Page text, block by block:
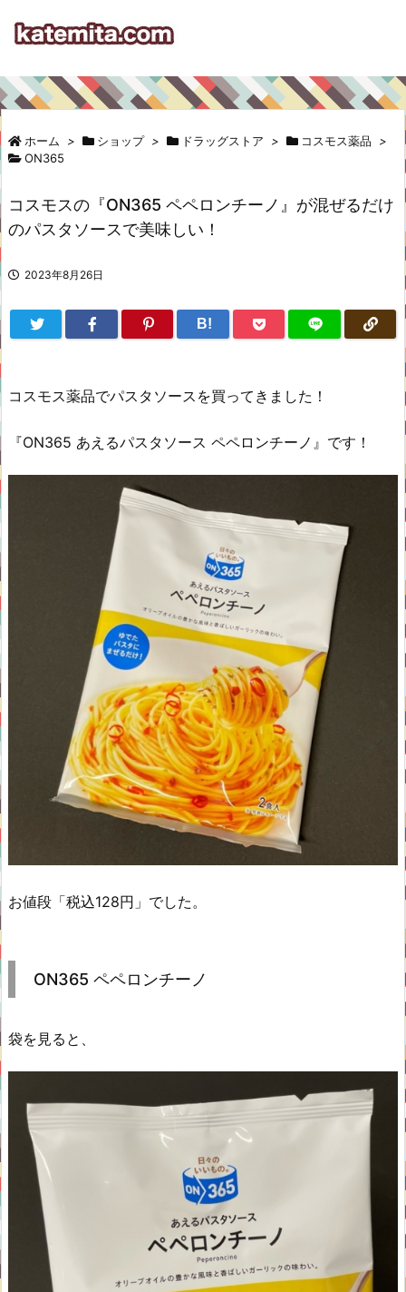
ホーム > ショップ > ドラッグストア > コスモス薬品
>
ON365
コスモスの『ON365 ペペロンチーノ』が混ぜるだけ
のパスタソースで美味しい！
2023年8月26日
B!
コスモス薬品でパスタソースを買ってきました！
『ON365 あえるパスタソース ペペロンチーノ』です！
お値段「税込128円」でした。
ON365 ペペロンチーノ
袋を見ると、